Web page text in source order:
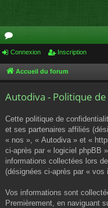
or
u
Connexion Inscription
Accueil du forum
Autodiva - Politique
Cette politique de
et ses partenaires affiliés
« nos », « Autodiva » et «
ci-après par « logiciel phpBB
informations collectées lors
(désignées ci-après par « vos
Vos informations sont
Premièrement, en naviguant